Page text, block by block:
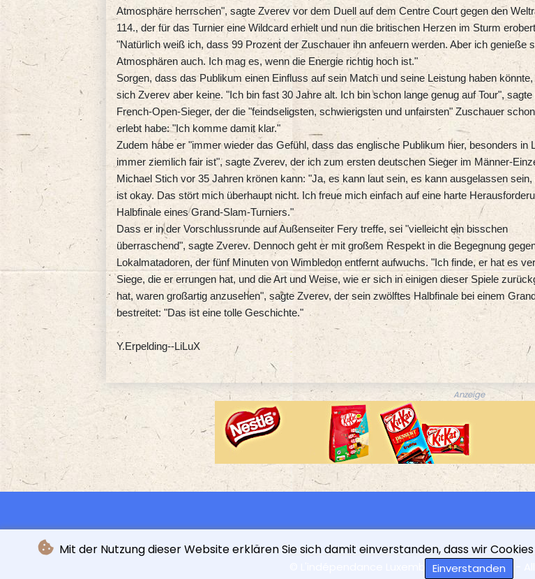
Mit der Nutzung dieser Website erklären Sie sich damit einverstanden, dass wir
Einverstanden
Atmosphäre herrschen", sagte Zverev vor dem Duell auf dem Centre Court gegen den
114., der für das Turnier eine Wildcard erhielt und nun die britischen Herzen im Sturm
"Natürlich weiß ich, dass 99 Prozent der Zuschauer ihn anfeuern werden. Aber ich genieße
Atmosphären auch. Ich mag es, wenn die Energie richtig hoch ist."
Sorgen, dass das Publikum einen Einfluss auf sein Match und seine Leistung haben
sich Zverev aber keine. "Ich bin fast 30 Jahre alt. Ich bin schon lange genug auf Tour", sagte
French-Open-Sieger, der die "feindseligsten, schwierigsten und unfairsten" Zuschauer
erlebt habe: "Ich komme damit klar."
Zudem habe er "immer wieder das Gefühl, dass das englische Publikum hier, besonders in
immer ziemlich fair ist", sagte Zverev, der ich zum ersten deutschen Sieger im Männer-
Michael Stich vor 35 Jahren krönen kann: "Ja, es kann laut sein, es kann ausgelassen sein,
ist okay. Das stört mich überhaupt nicht. Ich freue mich einfach auf eine harte
Halbfinale eines Grand-Slam-Turniers."
Dass er in der Vorschlussrunde auf Außenseiter Fery treffe, sei "vielleicht ein bisschen
überraschend", sagte Zverev. Dennoch geht er mit großem Respekt in die Begegnung
Lokalmatadoren, der fünf Minuten von Wimbledon entfernt aufwuchs. "Ich finde, er hat es
Siege, die er errungen hat, und die Art und Weise, wie er sich in einigen dieser Spiele
hat, waren großartig anzusehen", sagte Zverev, der sein zwölftes Halbfinale bei einem
bestreitet: "Das ist eine tolle Geschichte."
Y.Erpelding--LiLuX
Anzeige
© L'indépendance Luxembourgeoise - 2026 -